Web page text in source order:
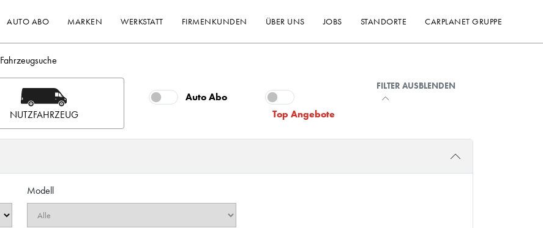
AUTO ABO MARKEN WERKSTATT FIRMENKUNDEN ÜBER UNS JOBS STANDORTE CARPLANET GRUPPE
Fahrzeugsuche
NUTZFAHRZEUG
Auto Abo
Top Angebote
FILTER AUSBLENDEN
Modell